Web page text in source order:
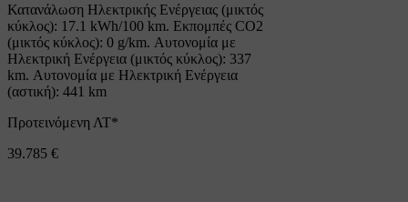
Κατανάλωση Ηλεκτρικής Ενέργειας (μικτός
κύκλος): 17.1 kWh/100 km. Εκπομπές CO2
(μικτός κύκλος): 0 g/km. Αυτονομία με
Ηλεκτρική Ενέργεια (μικτός κύκλος): 337
km. Αυτονομία με Ηλεκτρική Ενέργεια
(αστική): 441 km
Προτεινόμενη ΛΤ*
39.785 €